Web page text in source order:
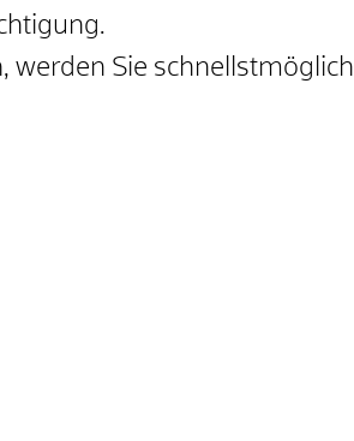
werden Sie schnellstmöglich